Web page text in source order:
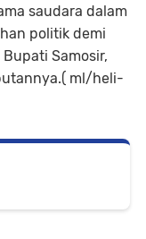
saudara dalam
politik demi
Samosir,
ml/heli-